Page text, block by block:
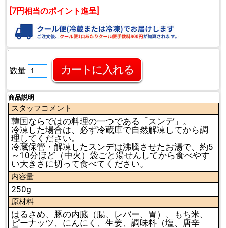
[7円相当のポイント進呈]
数量
商品説明
スタッフコメント
韓国ならではの料理の一つである「スンデ」。
冷凍した場合は、必ず冷蔵庫で自然解凍してから調
理してください。
冷蔵保管・解凍したスンデは沸騰させたお湯で、約5
～10分ほど（中火）袋ごと湯せんしてから食べやす
い大きさに切って食べてください。
内容量
250g
原材料
はるさめ、豚の内臓（腸、レバー、胃）、もち米、
ピーナッツ、にんにく、生姜、調味料（塩、唐辛